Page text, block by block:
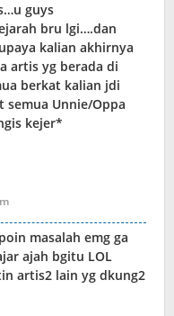
guys
bru lgi….dan
kalian akhirnya
artis yg berada di
berkat kalian jdi
semua Unnie/Oppa
kejer*
masalah emg ga
ajah bgitu LOL
artis2 lain yg dkung2